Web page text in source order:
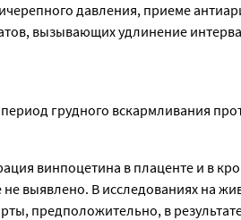
давления, приеме
вызывающих удлинение
грудного вскармливания
винпоцетина в плаценте и в
выявлено. В исследованиях на
предположительно, в